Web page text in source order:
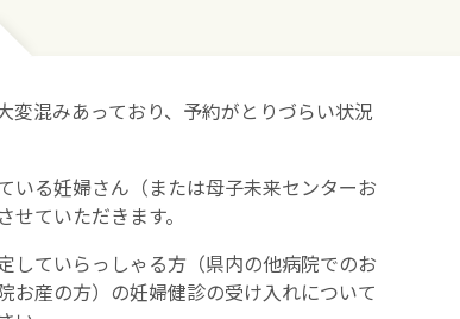
混みあっており、予約がとりづらい状況
いる妊婦さん（または母子未来センターお
ていただきます。
していらっしゃる方（県内の他病院でのお
お産の方）の妊婦健診の受け入れについて
金
診
児